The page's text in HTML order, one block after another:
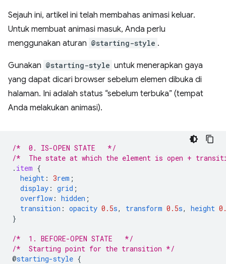
Sejauh ini, artikel ini telah membahas animasi keluar.
Untuk membuat animasi masuk, Anda perlu
menggunakan aturan @starting-style .
Gunakan @starting-style untuk menerapkan gaya
yang dapat dicari browser sebelum elemen dibuka di
halaman. Ini adalah status “sebelum terbuka” (tempat
Anda melakukan animasi).
/*  0. IS-OPEN STATE   */
/*  The state at which the element is open +
. item {
height : 3rem ;
display : grid ;
overflow : hidden ;
transition : opacity 0.5s, transform 0.5s, height
}
/*  1. BEFORE-OPEN STATE   */
/*  Starting point for the transition */
@starting-style {